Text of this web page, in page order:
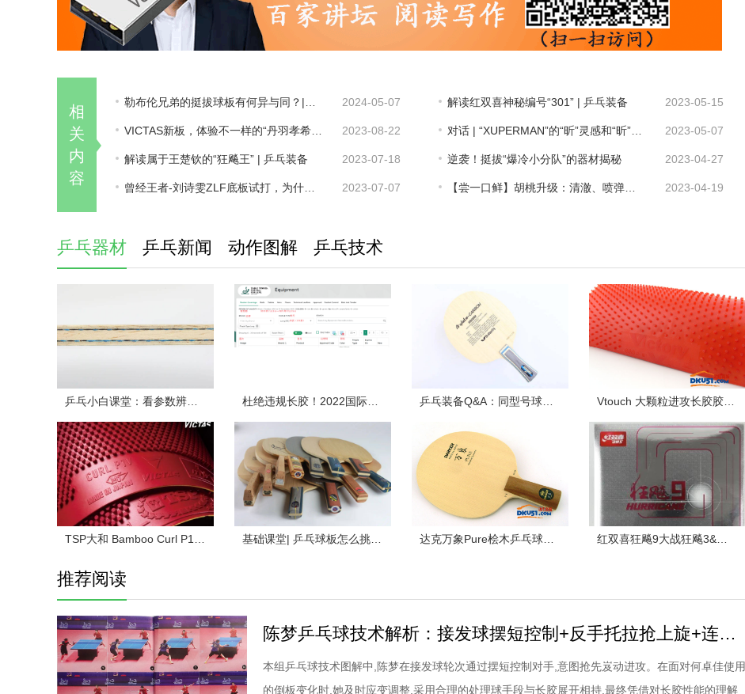
相
关
内
容
2024-05-07
2023-08-22
解读属于王楚钦的“狂飚王” | 乒乓装备 2023-07-18
2023-07-07
解读红双喜神秘编号“301” | 乒乓装备 2023-05-15
2023-05-07
逆袭！挺拔“爆冷小分队”的器材揭秘 2023-04-27
2023-04-19
乒乓器材 乒乓新闻 动作图解 乒乓技术
推荐阅读
陈梦乒乓球技术解析：接发球摆短控制+反手托拉抢上旋+连续发力打中间
本组乒乓球技术图解中,陈梦在接发球轮次通过摆短控制对手,意图抢先岌动进攻。在面对何卓佳使用
的倒板变化时,她及时应变调整,采用合理的处理球手段与长胶展开相持,最终凭借对长胶性能的理解